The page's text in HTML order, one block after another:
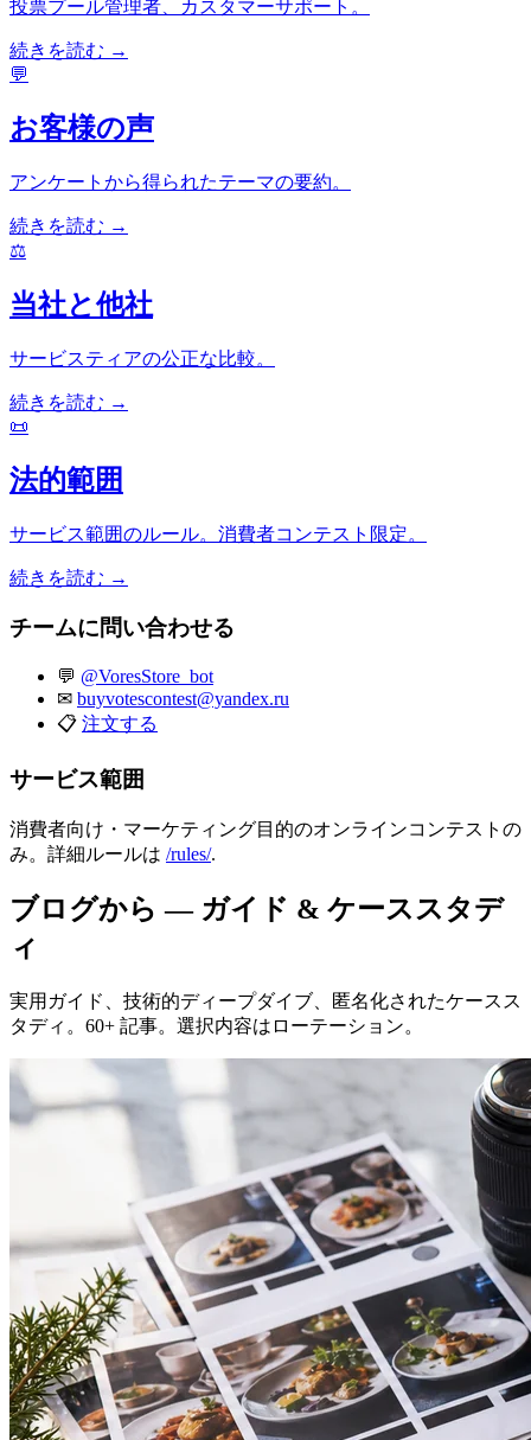
投票プール管理者、カスタマーサポート。
続きを読む →
💬
お客様の声
アンケートから得られたテーマの要約。
続きを読む →
⚖️
当社と他社
サービスティアの公正な比較。
続きを読む →
📜
法的範囲
サービス範囲のルール。消費者コンテスト限定。
続きを読む →
チームに問い合わせる
💬 @VoresStore_bot
✉ buyvotescontest@yandex.ru
📋 注文する
サービス範囲
消費者向け・マーケティング目的のオンラインコンテストの
み。詳細ルールは /rules/.
ブログから — ガイド & ケーススタデ
ィ
実用ガイド、技術的ディープダイブ、匿名化されたケースス
タディ。60+ 記事。選択内容はローテーション。